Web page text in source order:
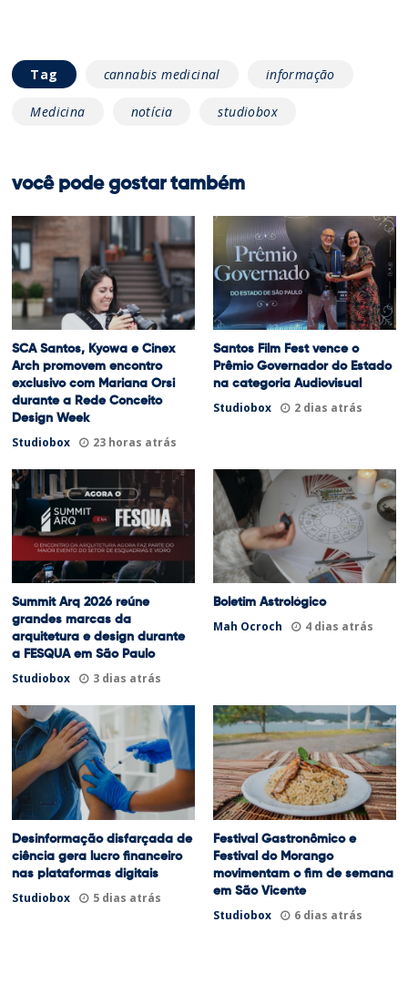
Tag cannabis medicinal informação
Medicina notícia studiobox
você pode gostar também
SCA Santos, Kyowa e Cinex
Arch promovem encontro
exclusivo com Mariana Orsi
durante a Rede Conceito
Design Week
Studiobox 23 horas atrás
Santos Film Fest vence o
Prêmio Governador do Estado
na categoria Audiovisual
Studiobox 2 dias atrás
Summit Arq 2026 reúne
grandes marcas da
arquitetura e design durante
a FESQUA em São Paulo
Studiobox 3 dias atrás
Boletim Astrológico
Mah Ocroch 4 dias atrás
Desinformação disfarçada de
ciência gera lucro financeiro
nas plataformas digitais
Studiobox 5 dias atrás
Festival Gastronômico e
Festival do Morango
movimentam o fim de semana
em São Vicente
Studiobox 6 dias atrás